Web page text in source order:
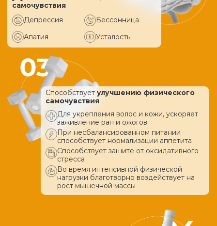
самочувствия
Депрессия
Бессонница
Апатия
Усталость
Способствует улучшению физического
самочувствия
Для укрепления волос и кожи, ускоряет
заживление ран и ожогов
При несбалансированном питании
способствует нормализации аппетита
Способствует зашите от оксидативного
стресса
Во время интенсивной физической
нагрузки благотворно воздействует на
рост мышечной массы